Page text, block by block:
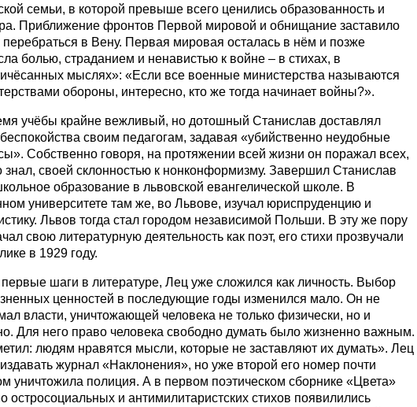
семьи, в которой превыше всего ценились образованность и
Приближение фронтов Первой мировой и обнищание заставило
в Вену. Первая мировая осталась в нём и позже
болью, страданием и ненавистью к войне – в стихах, в
мыслях»: «Если все военные министерства называются
обороны, интересно, кто же тогда начинает войны?».
учёбы крайне вежливый, но дотошный Станислав доставлял
своим педагогам, задавая «убийственно неудобные
Собственно говоря, на протяжении всей жизни он поражал всех,
знал, своей склонностью к нонконформизму. Завершил Станислав
образование в львовской евангелической школе. В
университете там же, во Львове, изучал юриспруденцию и
Львов тогда стал городом независимой Польши. В эту же пору
свою литературную деятельность как поэт, его стихи прозвучали
в 1929 году.
шаги в литературе, Лец уже сложился как личность. Выбор
ценностей в последующие годы изменился мало. Он не
власти, уничтожающей человека не только физически, но и
Для него право человека свободно думать было жизненно важным.
людям нравятся мысли, которые не заставляют их думать». Лец
журнал «Наклонения», но уже второй его номер почти
уничтожила полиция. А в первом поэтическом сборнике «Цвета»
остросоциальных и антимилитаристских стихов появилились